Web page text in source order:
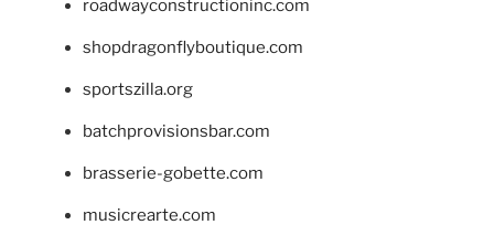
roadwayconstructioninc.com
shopdragonflyboutique.com
sportszilla.org
batchprovisionsbar.com
brasserie-gobette.com
musicrearte.com